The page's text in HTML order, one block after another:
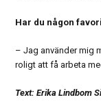
Har du någon
– Jag använder mig
roligt att få arbeta
Text: Erika Lindbom